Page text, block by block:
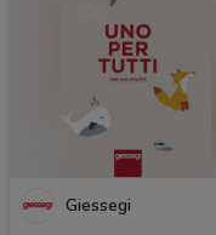
Giessegi